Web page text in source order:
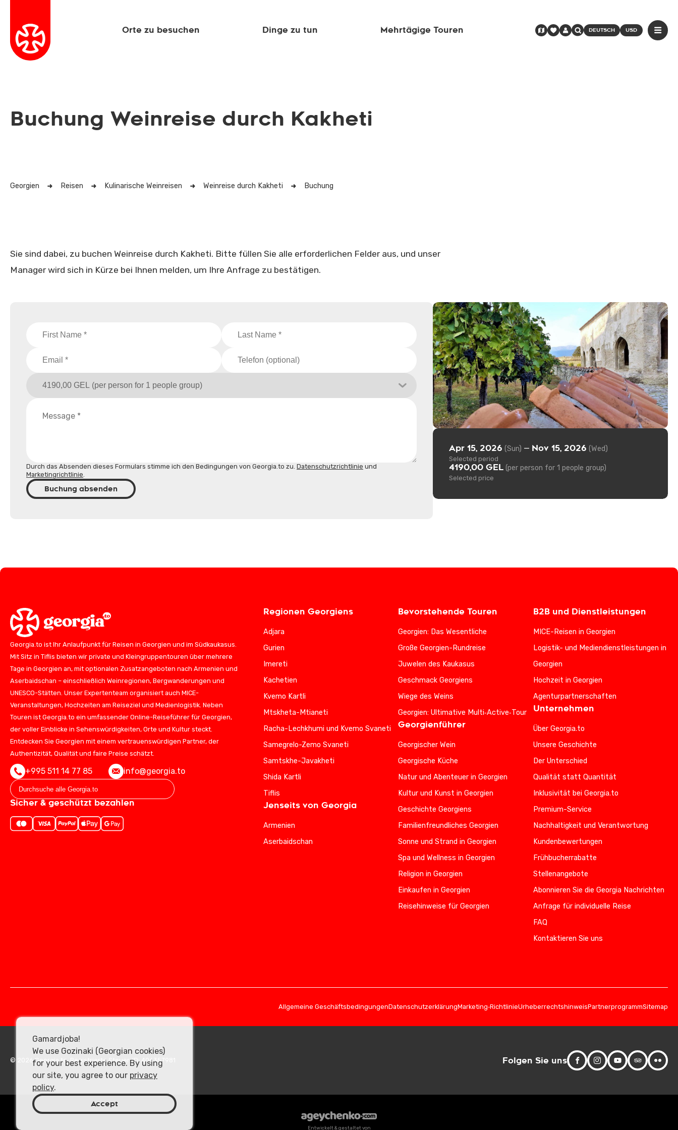
Orte zu besuchen Dinge zu tun Mehrtägige Touren DEUTSCH USD
Buchung Weinreise durch Kakheti
Georgien Reisen Kulinarische Weinreisen Weinreise durch Kakheti Buchung
Sie sind dabei, zu buchen Weinreise durch Kakheti. Bitte füllen Sie alle erforderlichen Felder aus, und unser
Manager wird sich in Kürze bei Ihnen melden, um Ihre Anfrage zu bestätigen.
Durch das Absenden dieses Formulars stimme ich den Bedingungen von Georgia.to zu. Datenschutzrichtlinie und
Marketingrichtlinie.
Buchung absenden
Apr 15, 2026 (Sun) — Nov 15, 2026 (Wed)
Selected period
4190,00 GEL (per person for 1 people group)
Selected price
Georgia.to ist Ihr Anlaufpunkt für Reisen in Georgien und im Südkaukasus.
Mit Sitz in Tiflis bieten wir private und Kleingruppentouren über mehrere
Tage in Georgien an, mit optionalen Zusatzangeboten nach Armenien und
Aserbaidschan – einschließlich Weinregionen, Bergwanderungen und
UNESCO-Stätten. Unser Expertenteam organisiert auch MICE-
Veranstaltungen, Hochzeiten am Reiseziel und Medienlogistik. Neben
Touren ist Georgia.to ein umfassender Online-Reiseführer für Georgien,
der voller Einblicke in Sehenswürdigkeiten, Orte und Kultur steckt.
Entdecken Sie Georgien mit einem vertrauenswürdigen Partner, der
Authentizität, Qualität und faire Preise schätzt.
+995 511 14 77 85 info@georgia.to
Sicher & geschützt bezahlen
Regionen Georgiens
Adjara
Gurien
Imereti
Kachetien
Kvemo Kartli
Mtskheta-Mtianeti
Racha-Lechkhumi und Kvemo Svaneti
Samegrelo-Zemo Svaneti
Samtskhe-Javakheti
Shida Kartli
Tiflis
Jenseits von Georgia
Armenien
Aserbaidschan
Bevorstehende Touren
Georgien: Das Wesentliche
Große Georgien-Rundreise
Juwelen des Kaukasus
Geschmack Georgiens
Wiege des Weins
Georgien: Ultimative Multi‑Active‑Tour
Georgienführer
Georgischer Wein
Georgische Küche
Natur und Abenteuer in Georgien
Kultur und Kunst in Georgien
Geschichte Georgiens
Familienfreundliches Georgien
Sonne und Strand in Georgien
Spa und Wellness in Georgien
Religion in Georgien
Einkaufen in Georgien
Reisehinweise für Georgien
B2B und Dienstleistungen
MICE-Reisen in Georgien
Logistik- und Mediendienstleistungen in
Georgien
Hochzeit in Georgien
Agenturpartnerschaften
Unternehmen
Über Georgia.to
Unsere Geschichte
Der Unterschied
Qualität statt Quantität
Inklusivität bei Georgia.to
Premium-Service
Nachhaltigkeit und Verantwortung
Kundenbewertungen
Frühbucherrabatte
Stellenangebote
Abonnieren Sie die Georgia Nachrichten
Anfrage für individuelle Reise
FAQ
Kontaktieren Sie uns
Allgemeine GeschäftsbedingungenDatenschutzerklärungMarketing‑RichtlinieUrheberrechtshinweisPartnerprogrammSitemap
© 2026 Georgia.to. Registrierte Steuer-ID: 406357981 Folgen Sie uns
Entwickelt & gestaltet von
Gamardjoba!
We use Gozinaki (Georgian cookies)
for your best experience. By using
our site, you agree to our privacy
policy.
Accept